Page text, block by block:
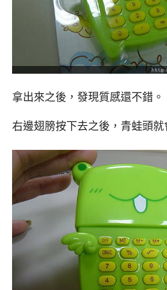
拿出來之後，發現質感還不錯。
右邊翅膀按下去之後，青蛙頭就